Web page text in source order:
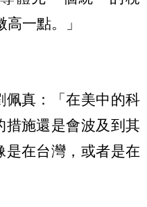
一點。」
佩真：「在美中的科
措施還是會波及到其
是在台灣，或者是在